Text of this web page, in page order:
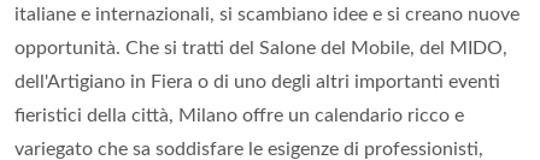
italiane e internazionali, si scambiano idee e si creano nuove
opportunità. Che si tratti del Salone del Mobile, del MIDO,
dell'Artigiano in Fiera o di uno degli altri importanti eventi
fieristici della città, Milano offre un calendario ricco e
variegato che sa soddisfare le esigenze di professionisti,